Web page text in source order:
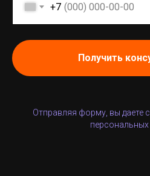
+7
Получить
Отправляя форму, вы даете
персональных